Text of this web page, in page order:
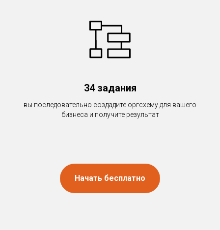
34 задания
вы последовательно создадите оргсхему для вашего
бизнеса и получите результат
Начать бесплатно